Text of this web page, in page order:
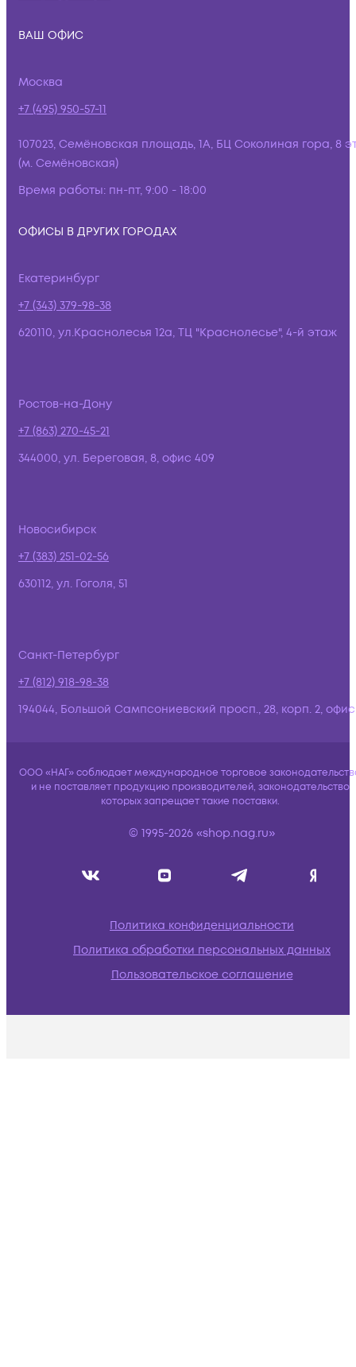
ВАШ ОФИС
Москва
+7 (495) 950-57-11
107023, Семёновская площадь, 1А, БЦ Соколиная гора, 8
(м. Семёновская)
Время работы: пн-пт, 9:00 - 18:00
ОФИСЫ В ДРУГИХ ГОРОДАХ
Екатеринбург
+7 (343) 379-98-38
620110, ул.Краснолесья 12а, ТЦ "Краснолесье", 4-й этаж
Ростов-на-Дону
+7 (863) 270-45-21
344000, ул. Береговая, 8, офис 409
Новосибирск
+7 (383) 251-02-56
630112, ул. Гоголя, 51
Санкт-Петербург
+7 (812) 918-98-38
194044, Большой Сампсониевский просп., 28, корп. 2,
ООО «НАГ» соблюдает международное торговое
и не поставляет продукцию производителей, законодательство
которых запрещает такие поставки.
© 1995-2026 «shop.nag.ru»
Политика конфиденциальности
Политика обработки персональных данных
Пользовательское соглашение